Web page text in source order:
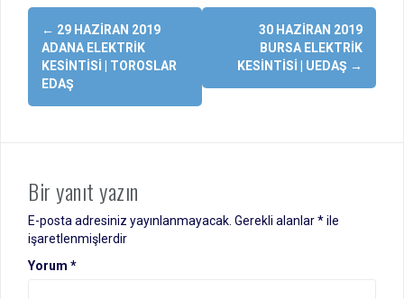
Yazı
dolaşımı
← 29 HAZIRAN 2019
ADANA ELEKTRIK
KESINTISI | TOROSLAR
EDAŞ
30 HAZIRAN 2019
BURSA ELEKTRIK
KESINTISI | UEDAŞ →
Bir yanıt yazın
E-posta adresiniz yayınlanmayacak. Gerekli alanlar*ile
işaretlenmişlerdir
Yorum *